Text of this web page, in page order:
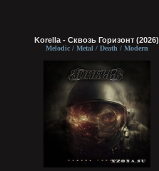
Korella - Сквозь Горизонт (2026)
Melodic / Metal / Death / Modern